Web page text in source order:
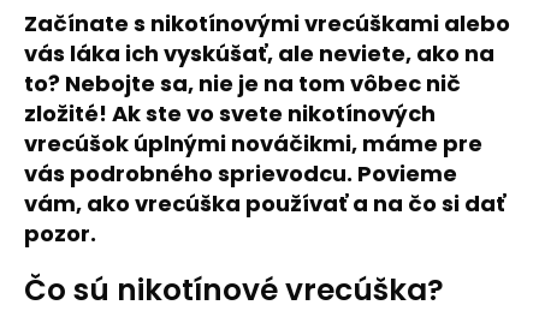
Začínate s nikotínovými vrecúškami alebo
vás láka ich vyskúšať, ale neviete, ako na
to? Nebojte sa, nie je na tom vôbec nič
zložité! Ak ste vo svete nikotínových
vrecúšok úplnými nováčikmi, máme pre
vás podrobného sprievodcu. Povieme
vám, ako vrecúška používať a na čo si dať
pozor.
Čo sú nikotínové vrecúška?
t
r
e
b
u
j
e
t
e